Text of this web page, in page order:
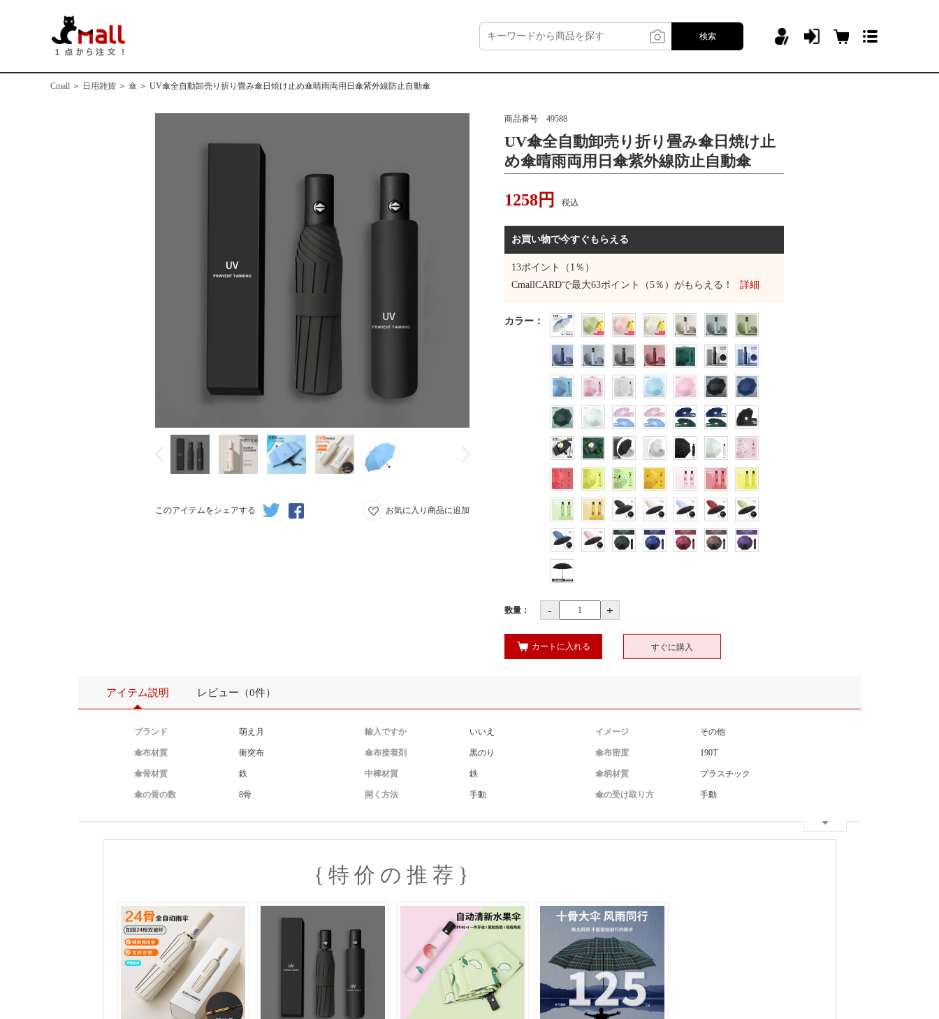
検索
Cmall ＞ 日用雑貨 ＞ 傘 ＞ UV傘全自動卸売り折り畳み傘日焼け止め傘晴雨両用日傘紫外線防止自動傘
このアイテムをシェアする お気に入り商品に追加
商品番号 49588
UV傘全自動卸売り折り畳み傘日焼け止
め傘晴雨両用日傘紫外線防止自動傘
1258円 税込
お買い物で今すぐもらえる
13ポイント（1％）
CmallCARDで最大63ポイント（5％）がもらえる！ 詳細
カラー ：
数量： - +
カートに入れる すぐに購入
アイテム説明 レビュー（0件）
ブランド 萌え月 輸入ですか いいえ イメージ その他
傘布材質 衝突布 傘布接着剤 黒のり 傘布密度 190T
傘骨材質 鉄 中棒材質 鉄 傘柄材質 プラスチック
傘の骨の数 8骨 開く方法 手動 傘の受け取り方 手動
{特价の推荐}